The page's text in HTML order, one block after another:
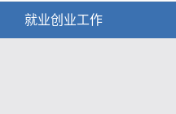
就业创业工作